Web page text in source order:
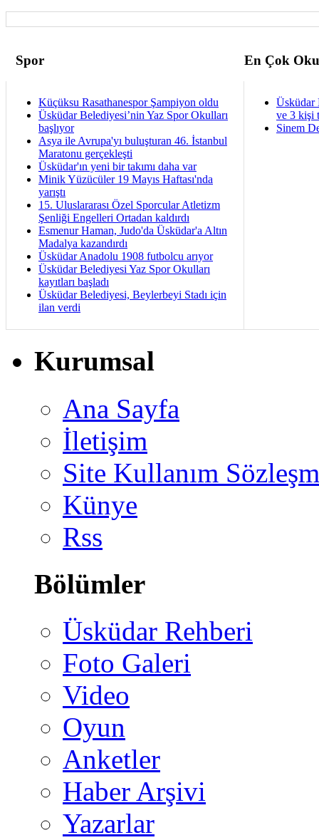
Spor En Çok
Küçüksu Rasathanespor Şampiyon oldu
Üsküdar Belediyesi’nin Yaz Spor Okulları
başlıyor
Asya ile Avrupa'yı buluşturan 46. İstanbul
Maratonu gerçekleşti
Üsküdar'ın yeni bir takımı daha var
Minik Yüzücüler 19 Mayıs Haftası'nda
yarıştı
15. Uluslararası Özel Sporcular Atletizm
Şenliği Engelleri Ortadan kaldırdı
Esmenur Haman, Judo'da Üsküdar'a Altın
Madalya kazandırdı
Üsküdar Anadolu 1908 futbolcu arıyor
Üsküdar Belediyesi Yaz Spor Okulları
kayıtları başladı
Üsküdar Belediyesi, Beylerbeyi Stadı için
ilan verdi
Üsküdar
ve 3 kişi
Sinem
Kurumsal
Ana Sayfa
İletişim
Site Kullanım
Künye
Rss
Bölümler
Üsküdar Rehberi
Foto Galeri
Video
Oyun
Anketler
Haber Arşivi
Yazarlar